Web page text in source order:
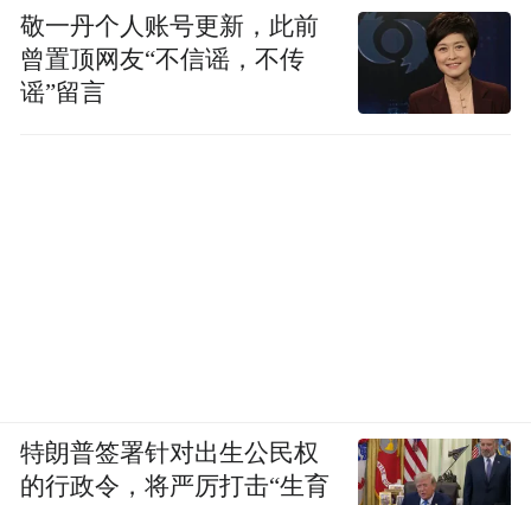
敬一丹个人账号更新，此前
曾置顶网友“不信谣，不传
谣”留言
特朗普签署针对出生公民权
的行政令，将严厉打击“生育